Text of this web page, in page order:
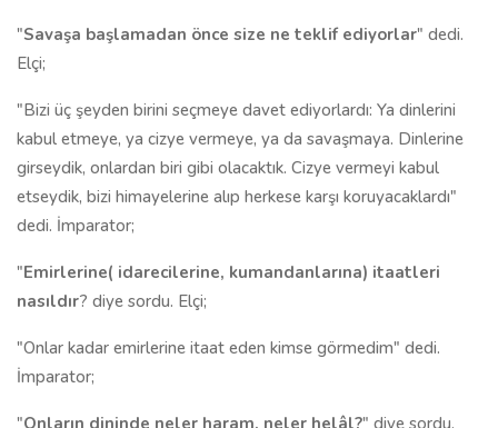
"Savaşa başlamadan önce size ne teklif ediyorlar" dedi.
Elçi;
"Bizi üç şeyden birini seçmeye davet ediyorlardı: Ya dinlerini
kabul etmeye, ya cizye vermeye, ya da savaşmaya. Dinlerine
girseydik, onlardan biri gibi olacaktık. Cizye vermeyi kabul
etseydik, bizi himayelerine alıp herkese karşı koruyacaklardı"
dedi. İmparator;
"Emirlerine( idarecilerine, kumandanlarına) itaatleri
nasıldır? diye sordu. Elçi;
"Onlar kadar emirlerine itaat eden kimse görmedim" dedi.
İmparator;
"Onların dininde neler haram, neler helâl?" diye sordu.